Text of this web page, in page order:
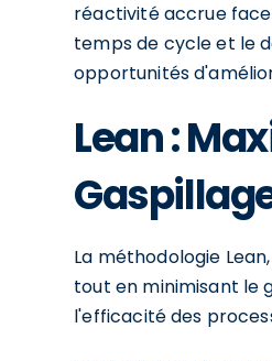
réactivité accrue face
temps de cycle et le
opportunités
Lean :
La méthodologie
tout en minimisant le
l'efficacité des